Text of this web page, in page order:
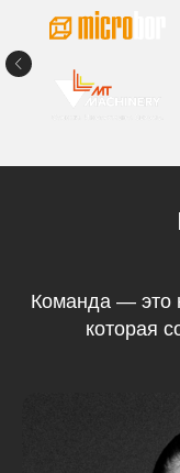
Команда — это
которая